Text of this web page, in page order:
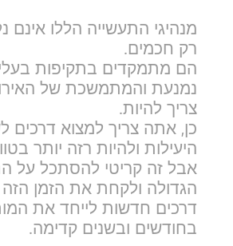
מנהיגי התעשייה הללו אינם
רק חכמים.
הם מתמקדים בתקיפות
נמנעת והמתמשכת של
צריך להיות.
כן, אתה צריך למצוא דרכים
היעילות ולהיות רזה יותר
אבל זה קריטי להסתכל על
הגדולה ולקחת את הזמן
דרכים חדשות לייחד את
בחודשים ובשנים קדימה.